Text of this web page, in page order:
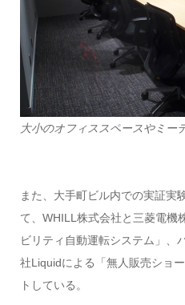
大小のオフィススペースやミー
また、大手町ビル内での実証実
て、WHILL株式会社と三菱電機
ビリティ自動運転システム」、
社Liquidによる「無人販売ショ
トしている。